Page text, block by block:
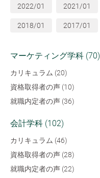
2022/01 2021/01
2018/01 2017/01
マーケティング学科 (70)
カリキュラム (20)
資格取得者の声 (10)
就職内定者の声 (36)
会計学科 (102)
カリキュラム (46)
資格取得者の声 (28)
就職内定者の声 (22)